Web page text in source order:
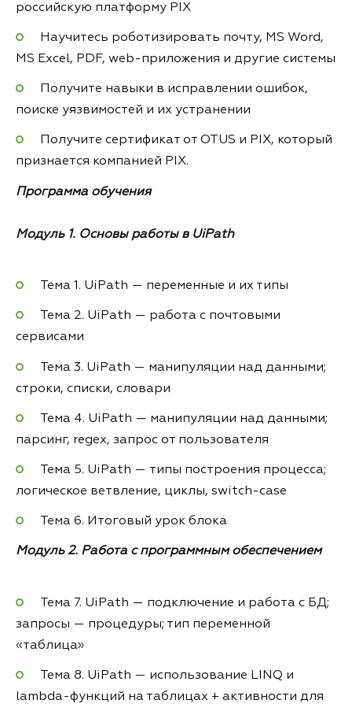
российскую платформу PIX
Научитесь роботизировать почту, MS Word,
MS Excel, PDF, web-приложения и другие системы
Получите навыки в исправлении ошибок,
поиске уязвимостей и их устранении
Получите сертификат от OTUS и PIX, который
признается компанией PIX.
Программа обучения
Модуль 1. Основы работы в UiPath
Тема 1. UiPath — переменные и их типы
Тема 2. UiPath — работа с почтовыми
сервисами
Тема 3. UiPath — манипуляции над данными;
строки, списки, словари
Тема 4. UiPath — манипуляции над данными;
парсинг, regex, запрос от пользователя
Тема 5. UiPath — типы построения процесса;
логическое ветвление, циклы, switch-case
Тема 6. Итоговый урок блока
Модуль 2. Работа с программным обеспечением
Тема 7. UiPath — подключение и работа с БД;
запросы — процедуры; тип переменной
«таблица»
Тема 8. UiPath — использование LINQ и
lambda-функций на таблицах + активности для